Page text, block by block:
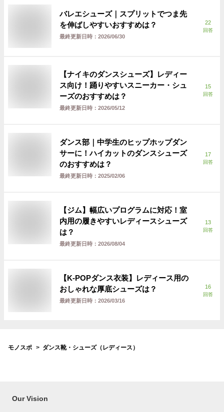
バレエシューズ｜スプリットでつま先
を伸ばしやすいおすすめは？
最終更新日時： 2026/06/30
22
回答
【ナイキのダンスシューズ】レディー
ス向け！踊りやすいスニーカー・シュ
ーズのおすすめは？
最終更新日時： 2026/05/12
15
回答
ダンス部｜中学生のヒップホップダン
サーに！ハイカットのダンスシューズ
のおすすめは？
最終更新日時： 2025/02/06
17
回答
【ジム】幅広いプログラムに対応！室
内用の履きやすいレディースシューズ
は？
最終更新日時： 2026/08/04
13
回答
【K-POPダンス衣装】レディース用の
おしゃれな厚底シューズは？
最終更新日時： 2026/03/16
16
回答
モノスポ ダンス靴・シューズ（レディース）
Our Vision